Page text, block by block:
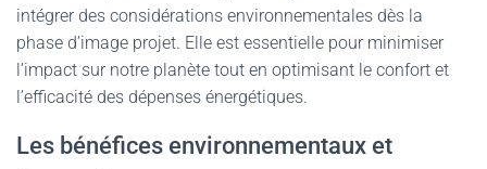
intégrer des considérations environnementales dès la
phase d’image projet. Elle est essentielle pour minimiser
l’impact sur notre planète tout en optimisant le confort et
l’efficacité des dépenses énergétiques.
Les bénéfices environnementaux et